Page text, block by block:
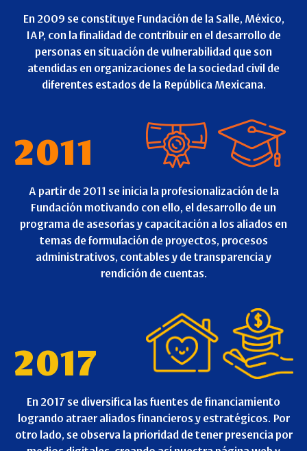
En 2009 se constituye Fundación de la Salle, México,
IAP, con la finalidad de contribuir en el desarrollo de
personas en situación de vulnerabilidad que son
atendidas en organizaciones de la sociedad civil de
diferentes estados de la República Mexicana.
2011
A partir de 2011 se inicia la profesionalización de la
Fundación motivando con ello, el desarrollo de un
programa de asesorías y capacitación a los aliados en
temas de formulación de proyectos, procesos
administrativos, contables y de transparencia y
rendición de cuentas.
2017
En 2017 se diversifica las fuentes de financiamiento
logrando atraer aliados financieros y estratégicos. Por
otro lado, se observa la prioridad de tener presencia por